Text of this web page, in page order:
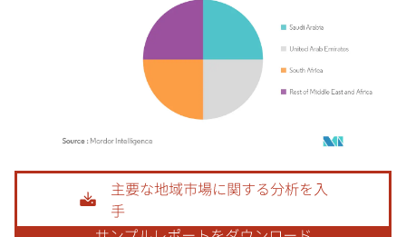
画像 © Mordor Intelligence。再利用にはCC BY 4.0の表示が必要です。